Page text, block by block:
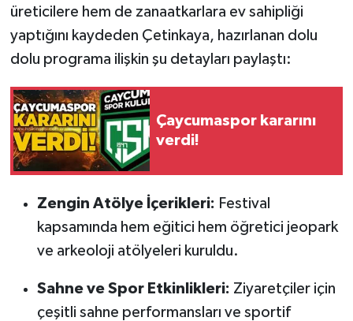
üreticilere hem de zanaatkarlara ev sahipliği
yaptığını kaydeden Çetinkaya, hazırlanan dolu
dolu programa ilişkin şu detayları paylaştı:
Çaycumaspor kararını
verdi!
Zengin Atölye İçerikleri: Festival
kapsamında hem eğitici hem öğretici jeopark
ve arkeoloji atölyeleri kuruldu.
Sahne ve Spor Etkinlikleri: Ziyaretçiler için
çeşitli sahne performansları ve sportif
Röportaj
Sağlık
SİYASET
Spor
Ulusal
Yaşam